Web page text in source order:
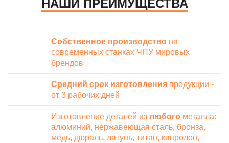
НАШИ ПРЕИМУЩЕСТВА
Собственное производство на
современных станках ЧПУ мировых
брендов
Средний срок изготовления продукции -
от 3 рабочих дней
Изготовление деталей из любого металла:
алюминий, нержавеющая сталь, бронза,
медь, дюраль, латунь, титан, капролон,